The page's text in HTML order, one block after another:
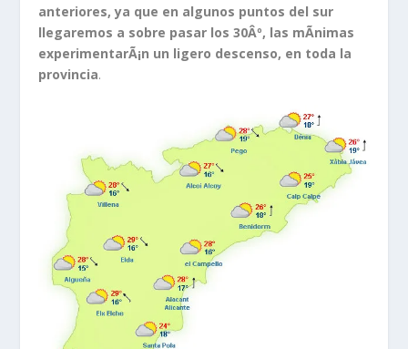
anteriores, ya que en algunos puntos del sur
llegaremos a sobre pasar los 30Âº, las mÃ­nimas
experimentarÃ¡n un ligero descenso, en toda la
provincia.